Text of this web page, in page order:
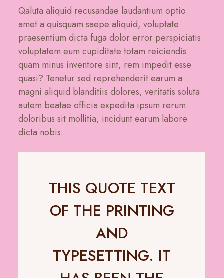
Qaluta aliquid recusandae laudantium optio
amet a quisquam saepe aliquid, voluptate
praesentium dicta fuga dolor error perspiciatis
voluptatem eum cupiditate totam reiciendis
quam minus inventore sint, rem impedit esse
quasi? Tenetur sed reprehenderit earum a
magni aliquid blanditiis dolores, veritatis soluta
autem beatae officia expedita ipsum rerum
doloribus sit mollitia, incidunt earum labore
dicta nobis.
THIS QUOTE TEXT
OF THE PRINTING
AND
TYPESETTING. IT